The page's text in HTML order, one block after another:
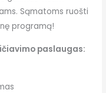
Sąmatoms ruošti
programą!
paslaugas: